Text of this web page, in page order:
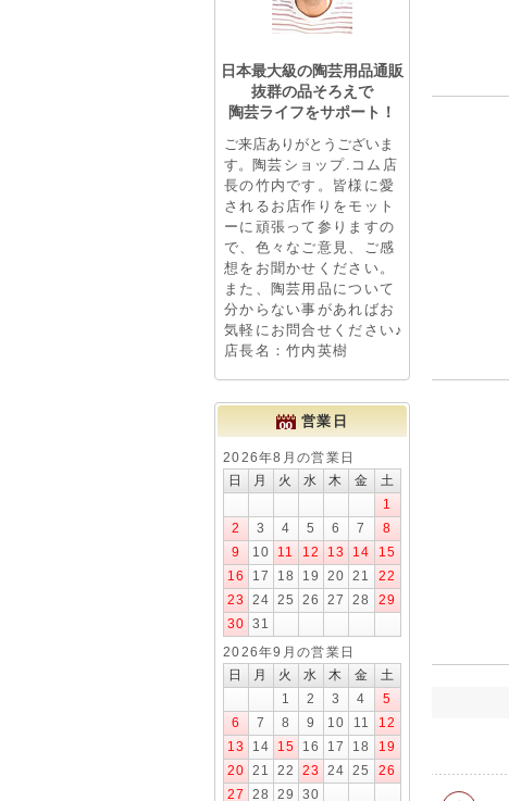
日本最大級の陶芸用品通販
抜群の品そろえで
陶芸ライフをサポート！
ご来店ありがとうございま
す。 陶芸ショップ.コム店
長の竹内です。皆様に愛
されるお店作りをモット
ーに頑張って参りますの
で、色々なご意見、ご感
想をお聞かせください。
また、陶芸用品について
分からない事があればお
気軽にお問合せください♪
店長名：竹内英樹
営業日
2026年8月の営業日
日
月 火 水 木 金
土
1
2
3 4 5 6 7
8
9
10 11 12 13 14
15
16
17 18 19 20 21
22
23 24 25 26 27 28
29
30 31
2026年9月の営業日
日
月 火 水 木 金
土
1
2 3 4
5
6
7 8 9 10 11
12
13
14 15 16 17 18
19
20 21 22 23 24 25
26
27
28 29 30